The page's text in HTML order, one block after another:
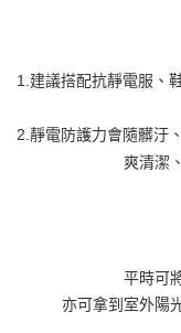
1.建議搭配抗靜電服、
2.靜電防護力會隨髒汙
爽清潔
平時可
亦可拿到室外陽